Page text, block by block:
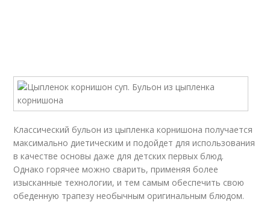
Классический бульон из цыпленка корнишона получается
максимально диетическим и подойдет для использования
в качестве основы даже для детских первых блюд.
Однако горячее можно сварить, применяя более
изысканные технологии, и тем самым обеспечить свою
обеденную трапезу необычным оригинальным блюдом.